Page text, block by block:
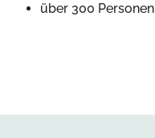
über 300 Personen